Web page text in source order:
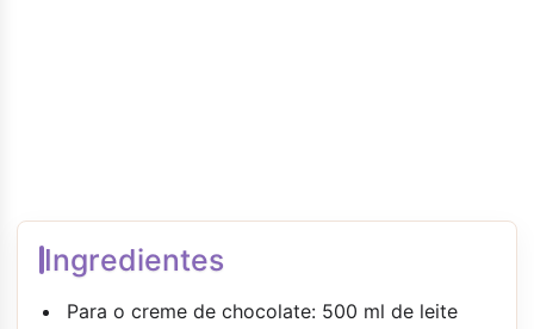
Ingredientes
Para o creme de chocolate: 500 ml de leite